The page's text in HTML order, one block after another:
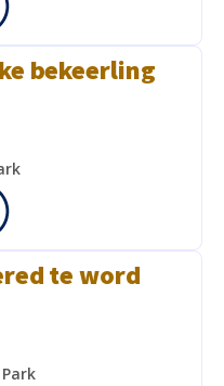
bekeerling
te word